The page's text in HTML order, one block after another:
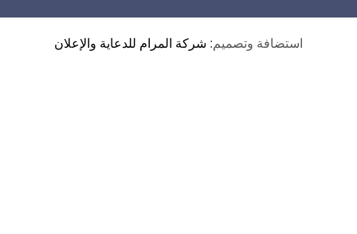
استضافة وتصميم: شركة المرام للدعاية والإعلان